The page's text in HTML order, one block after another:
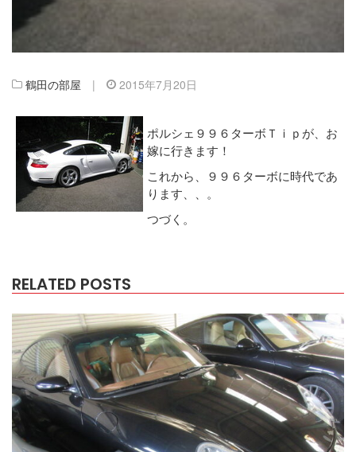
鶴田の部屋 | 2015年7月20日
ポルシェ９９６ターボＴｉｐが、お
嫁に行きます！
これから、９９６ターボに時代であ
ります、、。
つづく。
RELATED POSTS